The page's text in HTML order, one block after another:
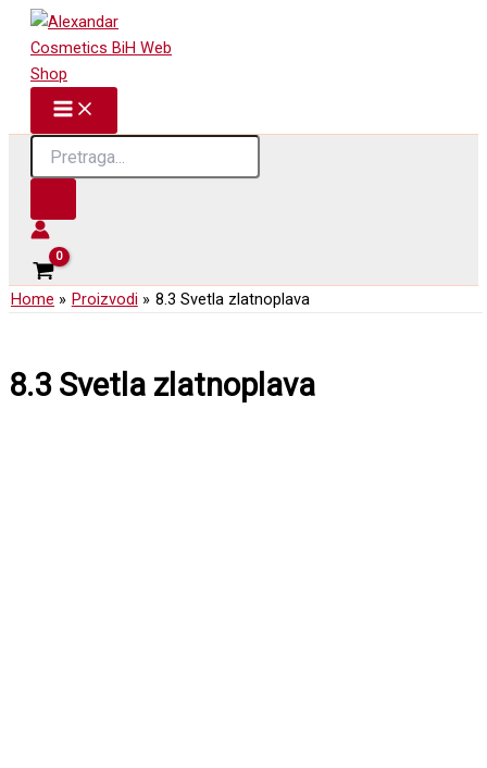
Skip
content
Products
search
Home Proizvodi 8.3 Svetla zlatnoplava
8.3 Svetla zlatnoplava